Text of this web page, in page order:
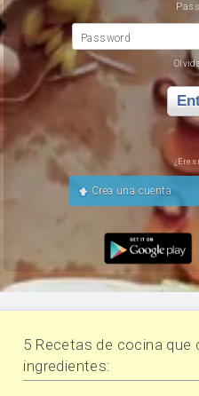
Password
¿Eres
Crea una cuenta
5 Recetas de cocina que
ingredientes: